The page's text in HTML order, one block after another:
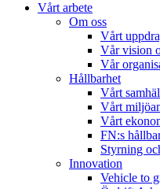
Vårt arbete
Om oss
Vårt
Vår vision
Vår
Hållbarhet
Vårt
Vårt
Vårt
FN:s
Styrning
Innovation
Vehicle to